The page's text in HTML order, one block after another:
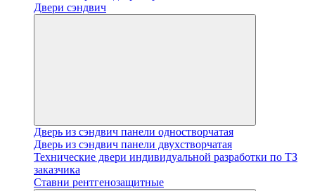
Двери сэндвич
Дверь из сэндвич панели одностворчатая
Дверь из сэндвич панели двухстворчатая
Технические двери индивидуальной разработки по ТЗ
заказчика
Ставни рентгенозащитные